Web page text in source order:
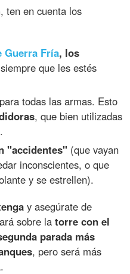
, ten en cuenta los
Guerra Fría, los
siempre que les estés
para todas las armas. Esto
, que bien utilizadas
"accidentes" (que vayan
inconscientes, o que
y se estrellen).
y asegúrate de
sobre latorre con el
parada más
, pero será más